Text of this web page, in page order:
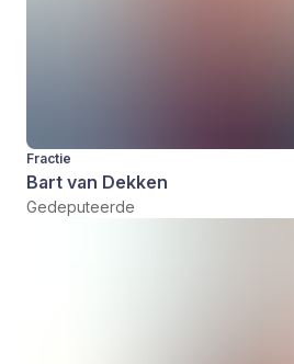
Fractie
Bart van Dekken
Gedeputeerde